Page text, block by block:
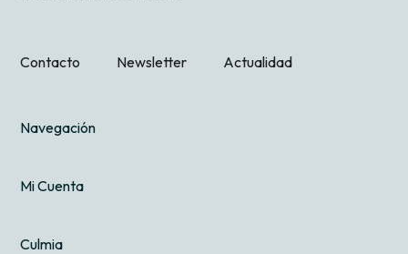
Contacto Newsletter Actualidad
Navegación
Mi Cuenta
Culmia